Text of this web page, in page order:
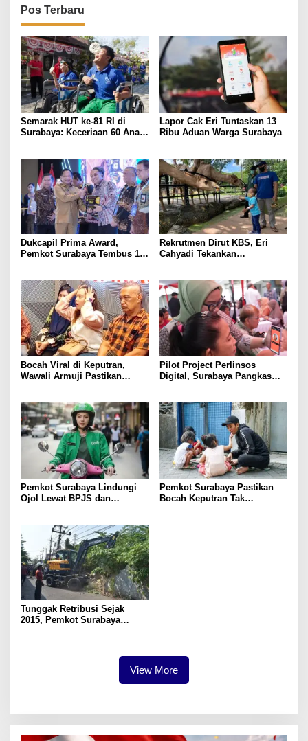
s
Pos Terbaru
Semarak HUT ke-81 RI di
Surabaya: Keceriaan 60 Anak
Lapor Cak Eri Tuntaskan 13
Ribu Aduan Warga Surabaya
Dukcapil Prima Award,
Pemkot Surabaya Tembus 10
Rekrutmen Dirut KBS, Eri
Cahyadi Tekankan
Bocah Viral di Keputran,
Wawali Armuji Pastikan
Pilot Project Perlinsos
Digital, Surabaya Pangkas
Pemkot Surabaya Lindungi
Ojol Lewat BPJS dan
Pemkot Surabaya Pastikan
Bocah Keputran Tak
Tunggak Retribusi Sejak
2015, Pemkot Surabaya
View More